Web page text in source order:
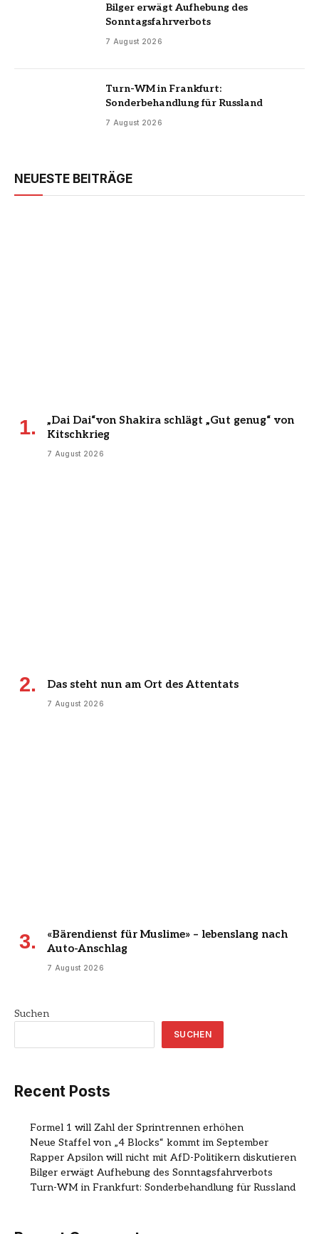
Bilger erwägt Aufhebung des
Sonntagsfahrverbots
7 August 2026
Turn-WM in Frankfurt:
Sonderbehandlung für Russland
7 August 2026
NEUESTE BEITRÄGE
„Dai Dai“von Shakira schlägt „Gut genug“ von
Kitschkrieg
7 August 2026
Das steht nun am Ort des Attentats
7 August 2026
«Bärendienst für Muslime» – lebenslang nach
Auto-Anschlag
7 August 2026
Suchen
SUCHEN
Recent Posts
Formel 1 will Zahl der Sprintrennen erhöhen
Neue Staffel von „4 Blocks“ kommt im September
Rapper Apsilon will nicht mit AfD-Politikern diskutieren
Bilger erwägt Aufhebung des Sonntagsfahrverbots
Turn-WM in Frankfurt: Sonderbehandlung für Russland